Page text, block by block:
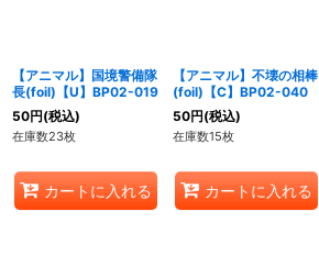
【アニマル】国境警備隊
長(foil)【U】BP02-019
50円(税込)
在庫数23枚
カートに入れる
【アニマル】不壊の相棒
(foil)【C】BP02-040
50円(税込)
在庫数15枚
カートに入れる